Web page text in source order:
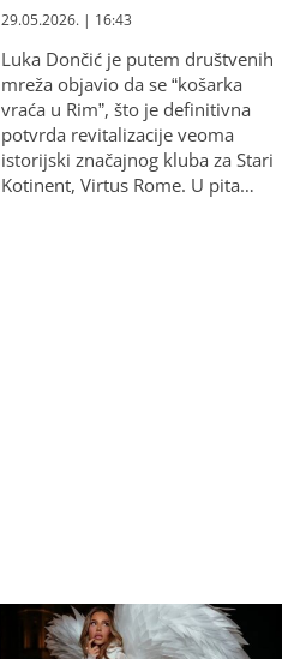
29.05.2026. | 16:43
Luka Dončić je putem društvenih
mreža objavio da se “košarka
vraća u Rim”, što je definitivna
potvrda revitalizacije veoma
istorijski značajnog kluba za Stari
Kotinent, Virtus Rome. U pita…